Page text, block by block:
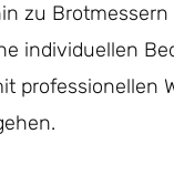
zu
individuellen
professionellen